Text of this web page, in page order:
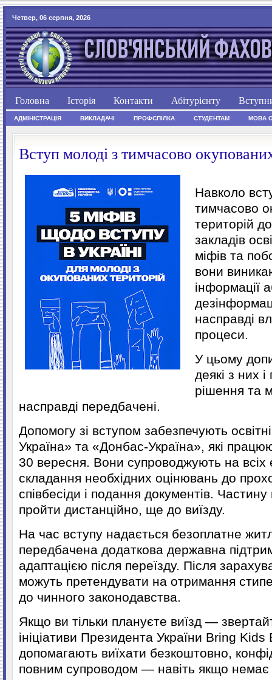
Четвер, 06 серпня, 2026
Головна Історія Контакти Абітурієнту
АДМІНІСТРАЦІЯ ВИКЛАДАЧІ ПРОФСПІЛКА СТУДЕНТАМ МОВА
Вступ молоді з тимчасово
Навколо
тимчасово
територій
закладів
міфів та
вони
інформації
насправді
процеси.
У цьому
деякі з них
рішення та
насправді передбачені.
Допомогу зі вступом забезпечують
Україна» та «Донбас-Україна», які
30 вересня. Вони супроводжують на всіх
складання необхідних оцінювань до
співбесіди і подання документів.
пройти дистанційно, ще до виїзду.
На час вступу надається безоплатне
передбачена додаткова державна
адаптацією після переїзду. Після
можуть претендувати на отримання
до чинного законодавства.
Якщо ви тільки плануєте виїзд —
ініціативи Президента України Bring Kids
допомагають виїхати безкоштовно,
повним супроводом — навіть якщо немає